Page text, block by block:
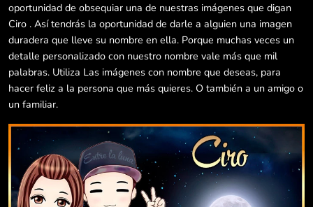
oportunidad de obsequiar una de nuestras imágenes que digan
Ciro . Así tendrás la oportunidad de darle a alguien una imagen
duradera que lleve su nombre en ella. Porque muchas veces un
detalle personalizado con nuestro nombre vale más que mil
palabras. Utiliza Las imágenes con nombre que deseas, para
hacer feliz a la persona que más quieres. O también a un amigo o
un familiar.